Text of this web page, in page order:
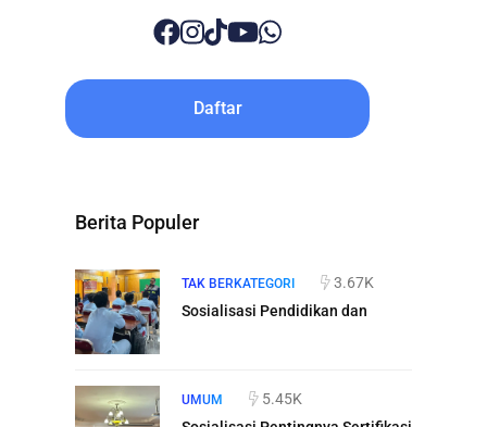
Daftar
Berita Populer
TAK BERKATEGORI
3.67K
Sosialisasi Pendidikan dan
UMUM
5.45K